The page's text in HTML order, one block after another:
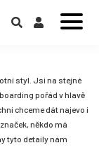
styl. Jsi na stejné
pořád v hlavě
chceme dát najevo i
někdo má
tyto detaily nám